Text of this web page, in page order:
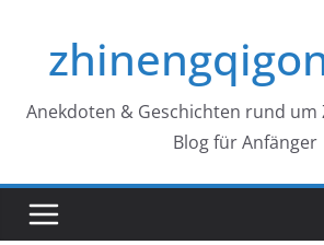
springen
Anekdoten & Geschichten rund um
Blog für Anfänger